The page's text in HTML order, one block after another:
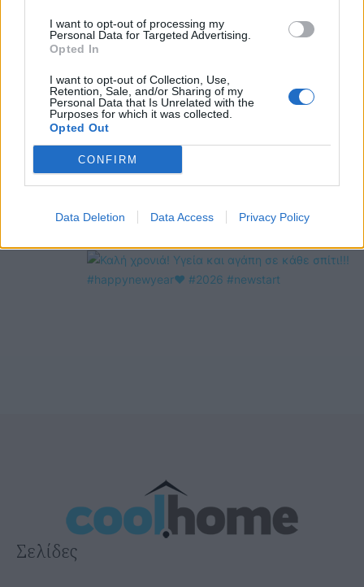
I want to opt-out of processing my
Personal Data for Targeted Advertising.
Opted In
I want to opt-out of Collection, Use,
Retention, Sale, and/or Sharing of my
Personal Data that Is Unrelated with the
Purposes for which it was collected.
Opted Out
CONFIRM
Data Deletion Data Access Privacy Policy
Σελίδες